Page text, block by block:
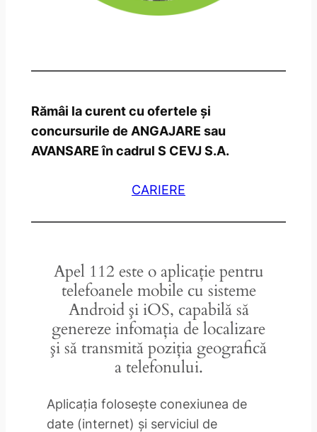
Rămâi la curent cu ofertele și
concursurile de ANGAJARE sau
AVANSARE în cadrul S CEVJ S.A.
CARIERE
Apel 112 este o aplicaţie pentru
telefoanele mobile cu sisteme
Android şi iOS, capabilă să
genereze infomaţia de localizare
şi să transmită poziţia geografică
a telefonului.
Aplicaţia foloseşte conexiunea de
date (internet) şi serviciul de